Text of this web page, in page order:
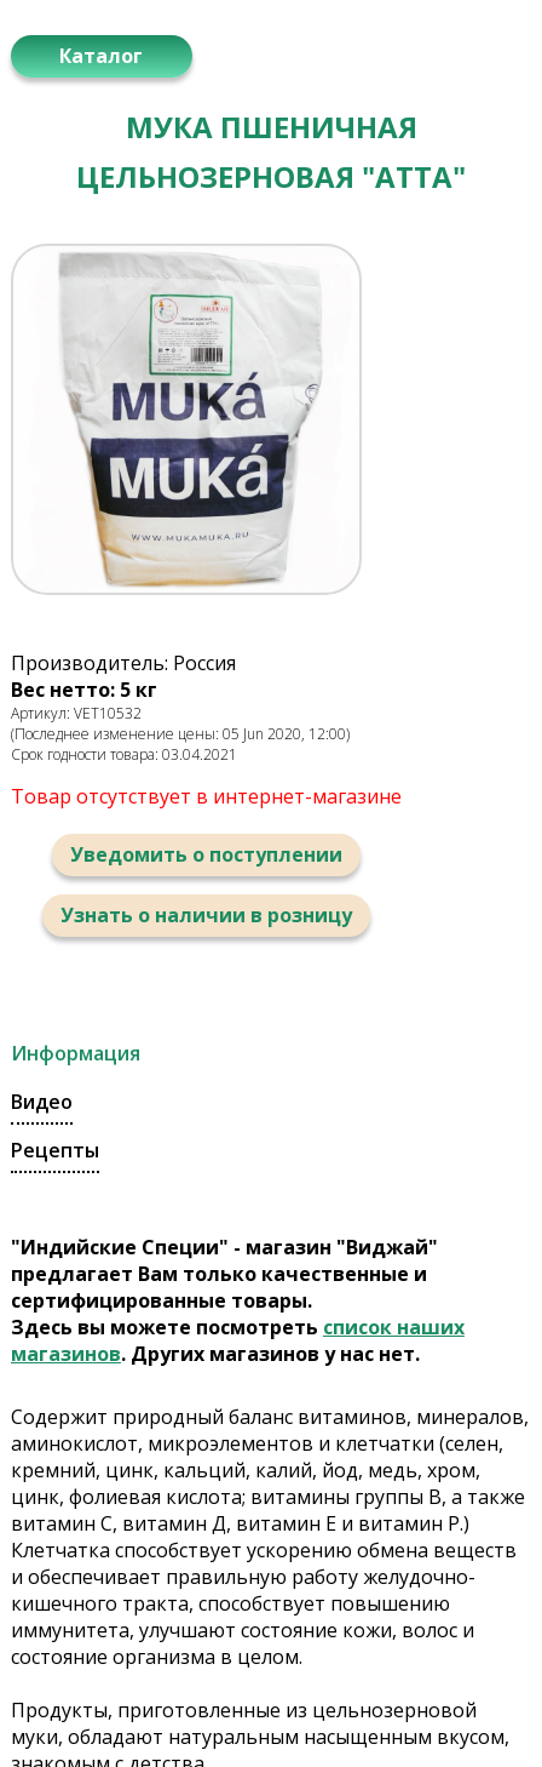
Каталог
МУКА ПШЕНИЧНАЯ
ЦЕЛЬНОЗЕРНОВАЯ "АТТА"
Производитель: Россия
Вес нетто: 5 кг
Артикул: VET10532
(Последнее изменение цены: 05 Jun 2020, 12:00)
Срок годности товара: 03.04.2021
Товар отсутствует в интернет-магазине
Уведомить о поступлении
Узнать о наличии в розницу
Информация
Видео
Рецепты
"Индийские Специи" - магазин "Виджай"
предлагает Вам только качественные и
сертифицированные товары.
Здесь вы можете посмотреть список наших
магазинов. Других магазинов у нас нет.
Содержит природный баланс витаминов, минералов,
аминокислот, микроэлементов и клетчатки (селен,
кремний, цинк, кальций, калий, йод, медь, хром,
цинк, фолиевая кислота; витамины группы В, а также
витамин С, витамин Д, витамин Е и витамин Р.)
Клетчатка способствует ускорению обмена веществ
и обеспечивает правильную работу желудочно-
кишечного тракта, способствует повышению
иммунитета, улучшают состояние кожи, волос и
состояние организма в целом.
Продукты, приготовленные из цельнозерновой
муки, обладают натуральным насыщенным вкусом,